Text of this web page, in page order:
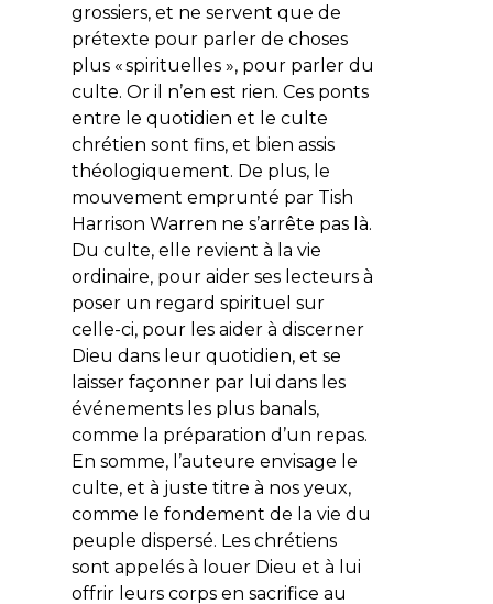
grossiers, et ne servent que de
prétexte pour parler de choses
plus « spirituelles », pour parler du
culte. Or il n’en est rien. Ces ponts
entre le quotidien et le culte
chrétien sont fins, et bien assis
théologiquement. De plus, le
mouvement emprunté par Tish
Harrison Warren ne s’arrête pas là.
Du culte, elle revient à la vie
ordinaire, pour aider ses lecteurs à
poser un regard spirituel sur
celle-ci, pour les aider à discerner
Dieu dans leur quotidien, et se
laisser façonner par lui dans les
événements les plus banals,
comme la préparation d’un repas.
En somme, l’auteure envisage le
culte, et à juste titre à nos yeux,
comme le fondement de la vie du
peuple dispersé. Les chrétiens
sont appelés à louer Dieu et à lui
offrir leurs corps en sacrifice au